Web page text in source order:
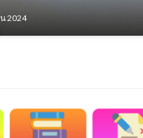
2024